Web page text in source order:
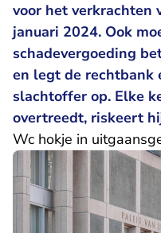
voor het verkrachten
januari 2024. Ook
schadevergoeding
en legt de rechtbank
slachtoffer op. Elke
overtreedt, riskeert
Wc hokje in